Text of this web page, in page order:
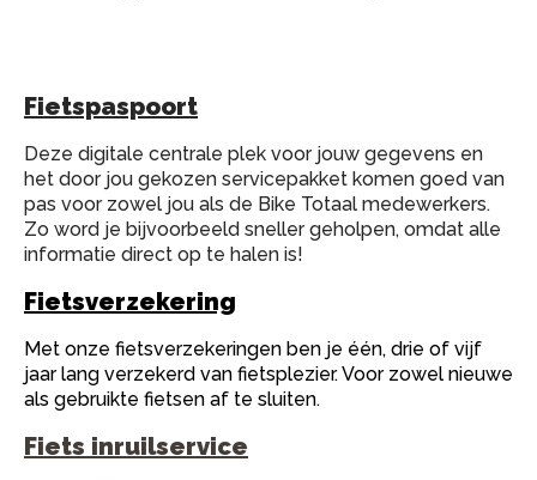
Fietspaspoort
Deze digitale centrale plek voor jouw gegevens en
het door jou gekozen servicepakket komen goed van
pas voor zowel jou als de Bike Totaal medewerkers.
Zo word je bijvoorbeeld sneller geholpen, omdat alle
informatie direct op te halen is!
Fietsverzekering
Met onze fietsverzekeringen ben je één, drie of vijf
jaar lang verzekerd van fietsplezier. Voor zowel nieuwe
als gebruikte fietsen af te sluiten.
Fiets inruilservice